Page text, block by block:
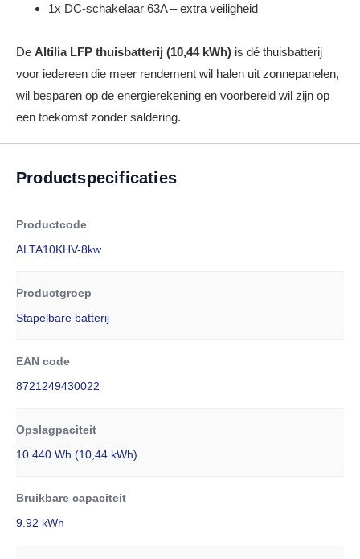
1x DC-schakelaar 63A – extra veiligheid
De Altilia LFP thuisbatterij (10,44 kWh) is dé thuisbatterij
voor iedereen die meer rendement wil halen uit zonnepanelen,
wil besparen op de energierekening en voorbereid wil zijn op
een toekomst zonder saldering.
Productspecificaties
Productcode
ALTA10KHV-8kw
Productgroep
Stapelbare batterij
EAN code
8721249430022
Opslagpaciteit
10.440 Wh (10,44 kWh)
Bruikbare capaciteit
9.92 kWh